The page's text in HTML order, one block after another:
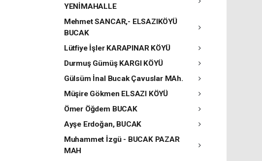
YENİMAHALLE
Mehmet SANCAR,- ELSAZIKÖYÜ
BUCAK
Lütfiye İşler KARAPINAR KÖYÜ
Durmuş Gümüş KARGI KÖYÜ
Gülsüm İnal Bucak Çavuslar MAh.
Müşire Gökmen ELSAZI KÖYÜ
Ömer Öğdem BUCAK
Ayşe Erdoğan, BUCAK
Muhammet İzgü - BUCAK PAZAR
MAH